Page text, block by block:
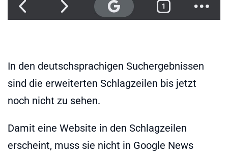
In den deutschsprachigen Suchergebnissen
sind die erweiterten Schlagzeilen bis jetzt
noch nicht zu sehen.
Damit eine Website in den Schlagzeilen
erscheint, muss sie nicht in Google News